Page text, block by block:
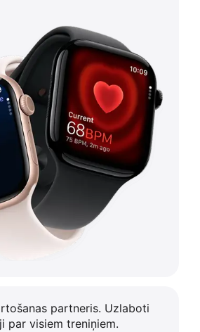
partneris. Uzlaboti
par visiem treniņiem.